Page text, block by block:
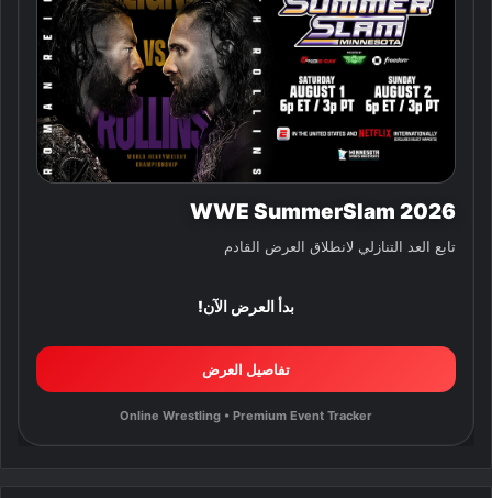
WWE SummerSlam 2026
تابع العد التنازلي لانطلاق العرض القادم
بدأ العرض الآن!
تفاصيل العرض
Online Wrestling • Premium Event Tracker